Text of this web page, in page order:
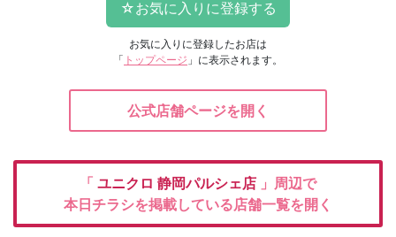
お気に入りに登録したお店は
「 トップページ 」に表示されます。
公式店舗ページを開く
「 ユニクロ 静岡パルシェ店 」周辺で
本日チラシを掲載している店舗一覧を開く